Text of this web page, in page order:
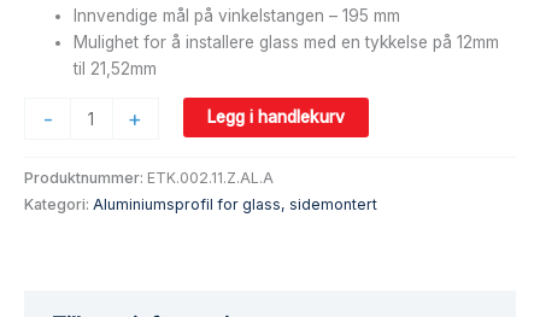
Innvendige mål på vinkelstangen – 195 mm
Mulighet for å installere glass med en tykkelse på 12mm
til 21,52mm
- + Legg i handlekurv
Produktnummer: ETK.002.11.Z.AL.A
Kategori: Aluminiumsprofil for glass, sidemontert